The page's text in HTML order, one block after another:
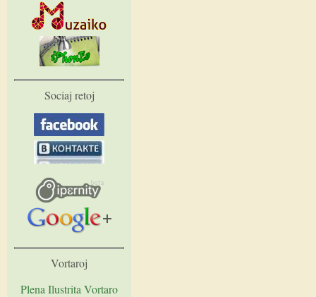
Sociaj retoj
Vortaroj
Plena Ilustrita Vortaro